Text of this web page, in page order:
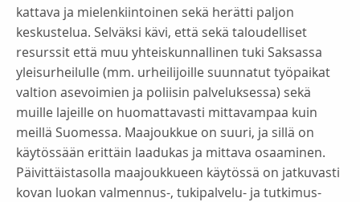
kattava ja mielenkiintoinen sekä herätti paljon
keskustelua. Selväksi kävi, että sekä taloudelliset
resurssit että muu yhteiskunnallinen tuki Saksassa
yleisurheilulle (mm. urheilijoille suunnatut työpaikat
valtion asevoimien ja poliisin palveluksessa) sekä
muille lajeille on huomattavasti mittavampaa kuin
meillä Suomessa. Maajoukkue on suuri, ja sillä on
käytössään erittäin laadukas ja mittava osaaminen.
Päivittäistasolla maajoukkueen käytössä on jatkuvasti
kovan luokan valmennus-, tukipalvelu- ja tutkimus-